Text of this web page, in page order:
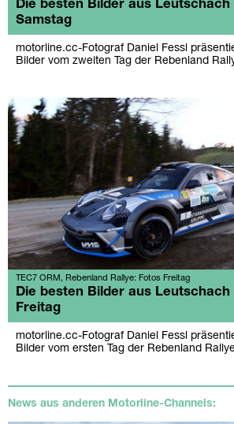
Die besten Bilder aus Leutschach
Samstag
motorline.cc-Fotograf Daniel Fessl
Bilder vom zweiten Tag der Rebenland
TEC7 ORM, Rebenland Rallye: Fotos Freitag
Die besten Bilder aus Leutschach
Freitag
motorline.cc-Fotograf Daniel Fessl
Bilder vom ersten Tag der Rebenland
News aus anderen Motorline-Channels: